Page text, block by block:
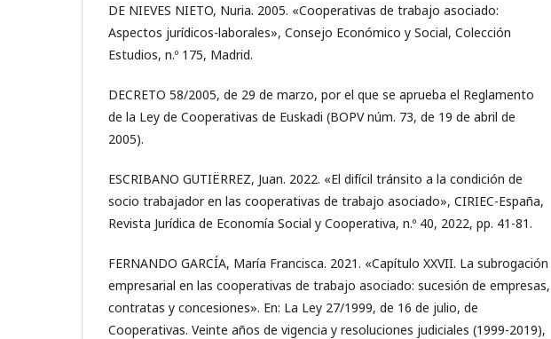
DE NIEVES NIETO, Nuria. 2005. «Cooperativas de trabajo asociado:
Aspectos jurídicos-laborales», Consejo Económico y Social, Colección
Estudios, n.º 175, Madrid.
DECRETO 58/2005, de 29 de marzo, por el que se aprueba el Reglamento
de la Ley de Cooperativas de Euskadi (BOPV núm. 73, de 19 de abril de
2005).
ESCRIBANO GUTIËRREZ, Juan. 2022. «El difícil tránsito a la condición de
socio trabajador en las cooperativas de trabajo asociado», CIRIEC-España,
Revista Jurídica de Economía Social y Cooperativa, n.º 40, 2022, pp. 41-81.
FERNANDO GARCÍA, María Francisca. 2021. «Capítulo XXVII. La subrogación
empresarial en las cooperativas de trabajo asociado: sucesión de empresas,
contratas y concesiones». En: La Ley 27/1999, de 16 de julio, de
Cooperativas. Veinte años de vigencia y resoluciones judiciales (1999-2019),